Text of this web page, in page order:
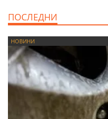
ПОСЛЕДНИ
НОВИНИ